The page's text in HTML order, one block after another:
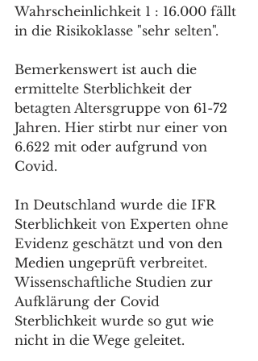
Wahrscheinlichkeit 1 : 16.000 fällt
in die Risikoklasse "sehr selten".
Bemerkenswert ist auch die
ermittelte Sterblichkeit der
betagten Altersgruppe von 61-72
Jahren. Hier stirbt nur einer von
6.622 mit oder aufgrund von
Covid.
In Deutschland wurde die IFR
Sterblichkeit von Experten ohne
Evidenz geschätzt und von den
Medien ungeprüft verbreitet.
Wissenschaftliche Studien zur
Aufklärung der Covid
Sterblichkeit wurde so gut wie
nicht in die Wege geleitet.